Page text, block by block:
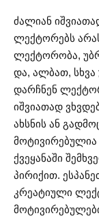
ძალიან
ლექტორებს
ლექტორობა,
და, ალბათ, სხვა
დარჩნენ
იშვიათად
ახსნის ან
მოტივირებულია
ქვეყანაში
პირიქით.
კრეატიული